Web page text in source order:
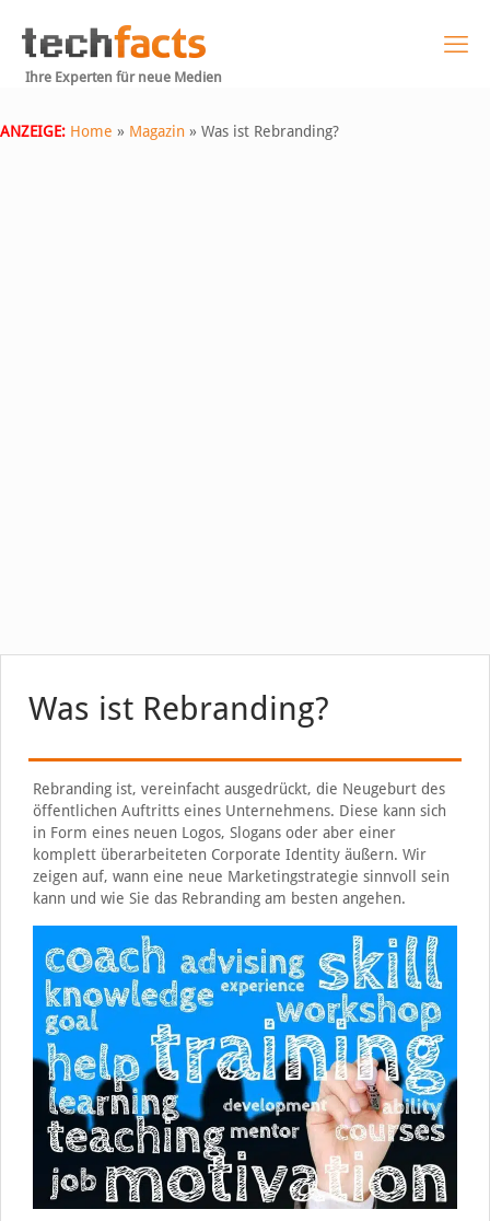
Ihre Experten für neue Medien
ANZEIGE: Home » Magazin » Was ist Rebranding?
Was ist Rebranding?
Rebranding ist, vereinfacht ausgedrückt, die Neugeburt des
öffentlichen Auftritts eines Unternehmens. Diese kann sich
in Form eines neuen Logos, Slogans oder aber einer
komplett überarbeiteten Corporate Identity äußern. Wir
zeigen auf, wann eine neue Marketingstrategie sinnvoll sein
kann und wie Sie das Rebranding am besten angehen.